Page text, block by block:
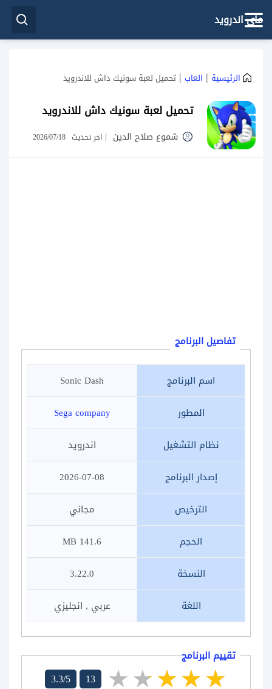
ماي اندرويد
الرئيسية | العاب | تحميل لعبة سونيك داش للاندرويد
تحميل لعبة سونيك داش للاندرويد
شموع صلاح الدين | اخر تحديث 2026/07/18
تفاصيل البرنامج
اسم البرنامج
Sonic Dash
المطور
Sega company
نظام التشغيل
اندرويد
إصدار البرنامج
2026-07-08
الترخيص
مجاني
الحجم
141.6 MB
النسخة
3.22.0
اللغة
عربي , انجليزي
تقييم البرنامج
3.3/5 13